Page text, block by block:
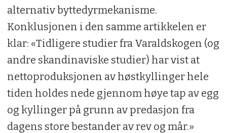
alternativ byttedyrmekanisme.
Konklusjonen i den samme artikkelen er
klar: «Tidligere studier fra Varaldskogen (og
andre skandinaviske studier) har vist at
nettoproduksjonen av høstkyllinger hele
tiden holdes nede gjennom høye tap av egg
og kyllinger på grunn av predasjon fra
dagens store bestander av rev og mår.»